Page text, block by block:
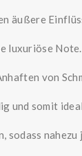
äußere
luxuriöse Note.
von
und somit